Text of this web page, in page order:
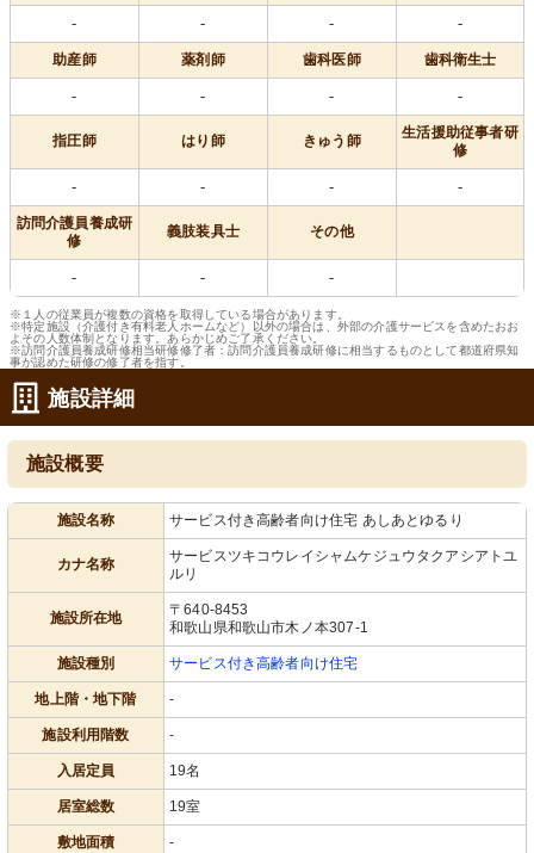
- - - -
助産師 薬剤師 歯科医師 歯科衛生士
- - - -
指圧師 はり師 きゅう師
生活援助従事者研
修
- - - -
訪問介護員養成研
修
義肢装具士 その他
- - -
※１人の従業員が複数の資格を取得している場合があります。
※特定施設（介護付き有料老人ホームなど）以外の場合は、外部の介護サービスを含めたおお
よその人数体制となります。あらかじめご了承ください。
※訪問介護員養成研修相当研修修了者：訪問介護員養成研修に相当するものとして都道府県知
事が認めた研修の修了者を指す。
施設詳細
施設概要
施設名称 サービス付き高齢者向け住宅 あしあとゆるり
カナ名称
サービスツキコウレイシャムケジュウタクアシアトユ
ルリ
施設所在地
〒640-8453
和歌山県和歌山市木ノ本307-1
施設種別 サービス付き高齢者向け住宅
地上階・地下階 -
施設利用階数 -
入居定員 19名
居室総数 19室
敷地面積 -